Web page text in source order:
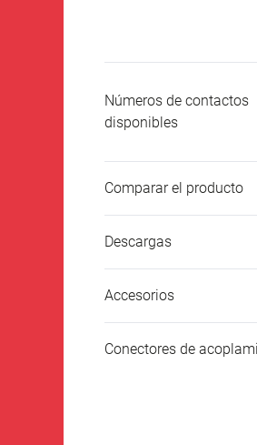
Números de contactos
disponibles
Comparar el producto
Descargas
Accesorios
Conectores de